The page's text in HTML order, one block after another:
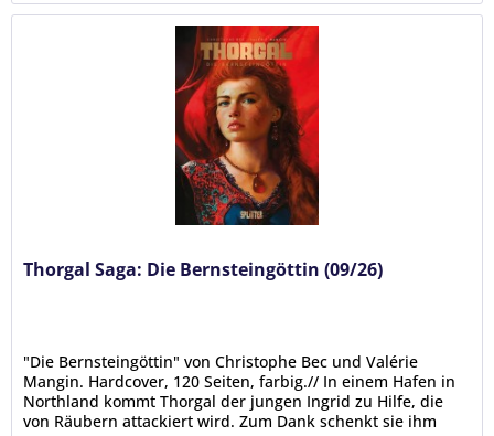
Thorgal Saga: Die Bernsteingöttin (09/26)
"Die Bernsteingöttin" von Christophe Bec und Valérie
Mangin. Hardcover, 120 Seiten, farbig.// In einem Hafen in
Northland kommt Thorgal der jungen Ingrid zu Hilfe, die
von Räubern attackiert wird. Zum Dank schenkt sie ihm